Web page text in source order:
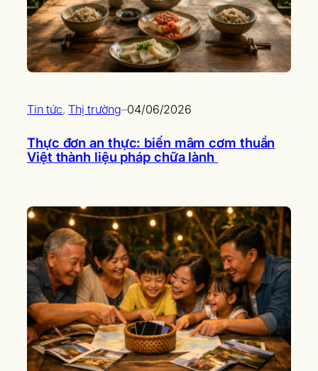
Tin tức, Thị trường–04/06/2026
Thực đơn an thực: biến mâm cơm thuần
Việt thành liệu pháp chữa lành